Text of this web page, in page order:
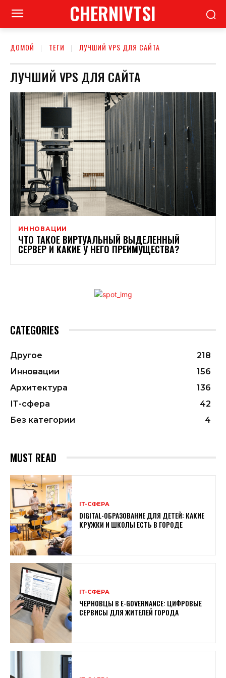
CHERNIVTSI
ДОМОЙ ТЕГИ ЛУЧШИЙ VPS ДЛЯ САЙТА
ЛУЧШИЙ VPS ДЛЯ САЙТА
ИННОВАЦИИ
ЧТО ТАКОЕ ВИРТУАЛЬНЫЙ ВЫДЕЛЕННЫЙ
СЕРВЕР И КАКИЕ У НЕГО ПРЕИМУЩЕСТВА?
CATEGORIES
Другое
218
Инновации
156
Архитектура
136
ІТ-сфера
42
Без категории
4
MUST READ
ІТ-СФЕРА
DIGITAL-ОБРАЗОВАНИЕ ДЛЯ ДЕТЕЙ: КАКИЕ
КРУЖКИ И ШКОЛЫ ЕСТЬ В ГОРОДЕ
ІТ-СФЕРА
ЧЕРНОВЦЫ В E-GOVERNANCE: ЦИФРОВЫЕ
СЕРВИСЫ ДЛЯ ЖИТЕЛЕЙ ГОРОДА